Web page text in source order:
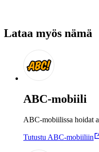
Lataa myös nämä
ABC-mobiili
ABC-mobiilissa hoidat
Tutustu ABC-mobiiliin